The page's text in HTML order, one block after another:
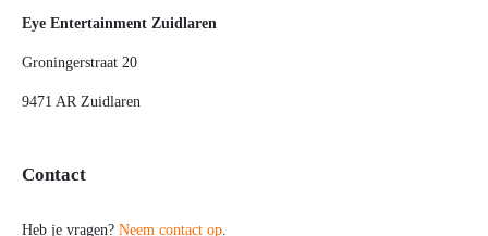
Eye Entertainment Zuidlaren
Groningerstraat 20
9471 AR Zuidlaren
Contact
Heb je vragen? Neem contact op